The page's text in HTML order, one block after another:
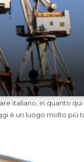
italiano, in quanto
è un luogo molto